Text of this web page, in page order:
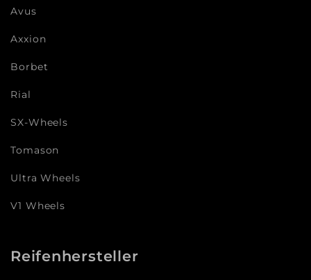
Avus
Axxion
Borbet
Rial
SX-Wheels
Tomason
Ultra Wheels
V1 Wheels
Reifenhersteller